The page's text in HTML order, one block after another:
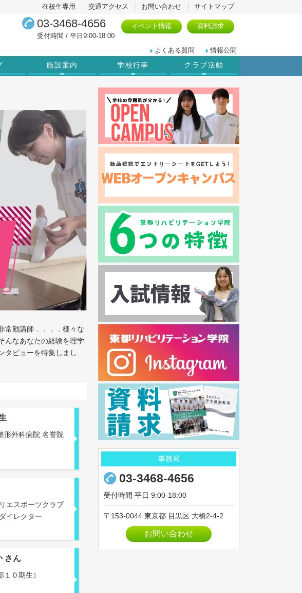
在校生専用 交通アクセス お問い合わせ サイトマップ
03-3468-4656
受付時間 / 平日9:00-18:00
イベント情報 資料請求
よくある質問 情報公開
施設案内 学校行事 クラブ活動
常勤講師．．．．様々な
んなあなたの経験を理学
タビューを特集しまし
形外科病院 名誉院
エスポーツクラブ
イレクター
さん
０期生）
事務局
03-3468-4656
受付時間 平日 9:00-18:00
153-0044 東京都 目黒区 大橋2-4-2
お問い合わせ